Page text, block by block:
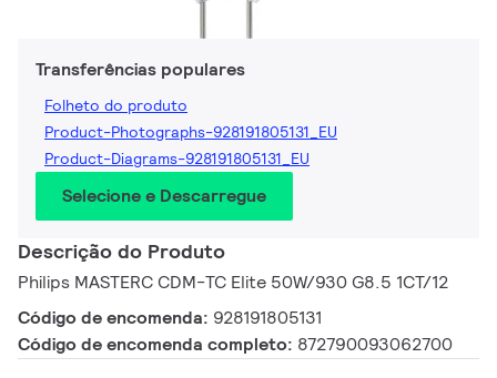
Transferências populares
Folheto do produto
Product-Photographs-928191805131_EU
Product-Diagrams-928191805131_EU
Selecione e Descarregue
Descrição do Produto
Philips MASTERC CDM-TC Elite 50W/930 G8.5 1CT/12
Código de encomenda: 928191805131
Código de encomenda completo: 872790093062700